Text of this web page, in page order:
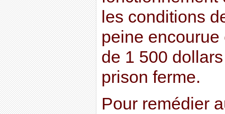
les conditions
peine
de 1 500
prison ferme.
Pour remédier